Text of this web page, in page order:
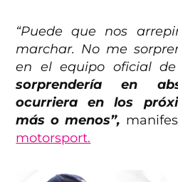
“Puede que nos
marchar. No me
en el equipo oficial
sorprendería en
ocurriera en los
más o menos”,
motorsport.